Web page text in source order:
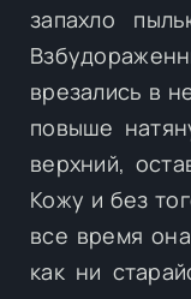
запахло
врезались в
повыше
верхний,
Кожу и без
все время
как ни